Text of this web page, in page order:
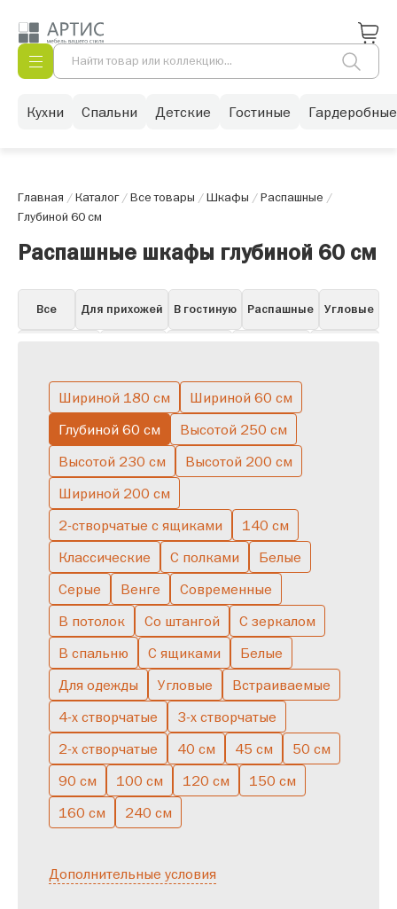
Кухни Спальни Детские Гостиные Гардеробные
Главная /Каталог/Все товары /Шкафы /Распашные /
Глубиной 60 см
Распашные шкафы глубиной 60 см
Все Для прихожей В гостиную Распашные Угловые
Витрины Пеналы Белые в гостиную Горки
С зеркалом С ящиками Низкие Буфет Узкие
С подсветкой Скандинавские
Полуоткрытые Большие Двухстворчатые
Однодверные Со штангой
Шириной 180 см
Шириной 60 см
Глубиной 60 см
Высотой 250 см
Высотой 230 см
Высотой 200 см
Шириной 200 см
2-створчатые с ящиками
140 см
Классические
С полками
Белые
Серые
Венге
Современные
В потолок
Со штангой
С зеркалом
В спальню
С ящиками
Белые
Для одежды
Угловые
Встраиваемые
4-х створчатые
3-х створчатые
2-х створчатые
40 см 45 см
50 см
90 см
100 см 120 см
150 см
160 см
240 см
Дополнительные условия